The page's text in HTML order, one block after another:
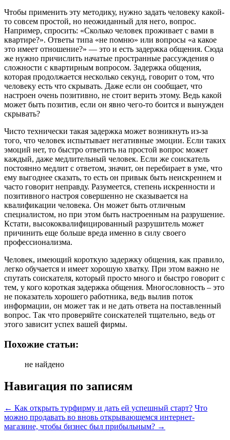
Чтобы применить эту методику, нужно задать человеку какой-
то совсем простой, но неожиданный для него, вопрос.
Например, спросить: «Сколько человек проживает с вами в
квартире?». Ответы типа «не помню» или вопросы «а какое
это имеет отношение?» — это и есть задержка общения. Сюда
же нужно причислить начатые пространные рассуждения о
сложности с квартирным вопросом. Задержка общения,
которая продолжается несколько секунд, говорит о том, что
человеку есть что скрывать. Даже если он сообщает, что
настроен очень позитивно, не стоит верить этому. Ведь какой
может быть позитив, если он явно чего-то боится и вынужден
скрывать?
Чисто технически такая задержка может возникнуть из-за
того, что человек испытывает негативные эмоции. Если таких
эмоций нет, то быстро ответить на простой вопрос может
каждый, даже медлительный человек. Если же соискатель
постоянно медлит с ответом, значит, он перебирает в уме, что
ему выгоднее сказать, то есть он привык быть неискреннем и
часто говорит неправду. Разумеется, степень искренности и
позитивного настроя совершенно не сказывается на
квалификации человека. Он может быть отличным
специалистом, но при этом быть настроенным на разрушение.
Кстати, высококвалифицированный разрушитель может
причинить еще больше вреда именно в силу своего
профессионализма.
Человек, имеющий короткую задержку общения, как правило,
легко обучается и имеет хорошую хватку. При этом важно не
спутать соискателя, который просто много и быстро говорит с
тем, у кого короткая задержка общения. Многословность – это
не показатель хорошего работника, ведь вылив поток
информации, он может так и не дать ответа на поставленный
вопрос. Так что проверяйте соискателей тщательно, ведь от
этого зависит успех вашей фирмы.
Похожие статьи:
не найдено
Навигация по записям
← Как открыть турфирму и дать ей успешный старт? Что
можно продавать во вновь открывающемся интернет-
магазине, чтобы бизнес был прибыльным? →